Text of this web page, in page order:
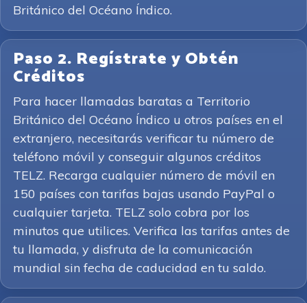
Británico del Océano Índico.
Paso 2. Regístrate y Obtén
Créditos
Para hacer llamadas baratas a Territorio
Británico del Océano Índico u otros países en el
extranjero, necesitarás verificar tu número de
teléfono móvil y conseguir algunos créditos
TELZ. Recarga cualquier número de móvil en
150 países con tarifas bajas usando PayPal o
cualquier tarjeta. TELZ solo cobra por los
minutos que utilices. Verifica las tarifas antes de
tu llamada, y disfruta de la comunicación
mundial sin fecha de caducidad en tu saldo.